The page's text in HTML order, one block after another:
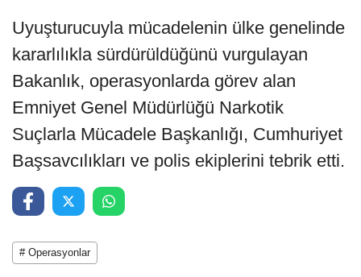
Uyuşturucuyla mücadelenin ülke genelinde
kararlılıkla sürdürüldüğünü vurgulayan
Bakanlık, operasyonlarda görev alan
Emniyet Genel Müdürlüğü Narkotik
Suçlarla Mücadele Başkanlığı, Cumhuriyet
Başsavcılıkları ve polis ekiplerini tebrik etti.
# Operasyonlar